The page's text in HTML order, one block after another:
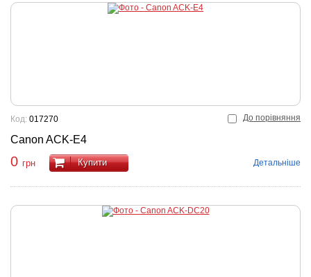
До порівняння
Canon ACK-E4
Код: 017270
0 грн Купити Детальніше